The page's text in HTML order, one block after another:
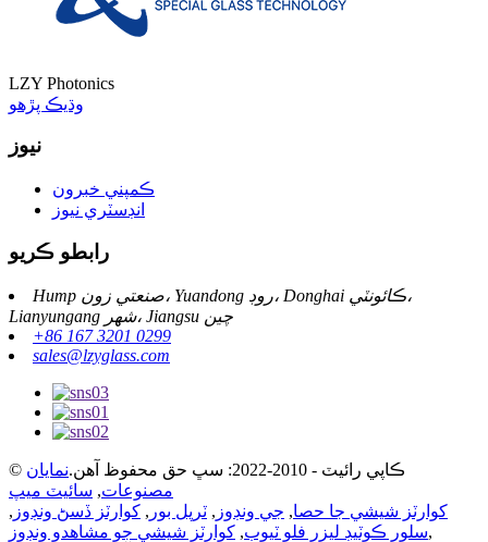
LZY Photonics
وڌيڪ پڙهو
نيوز
ڪمپني خبرون
انڊسٽري نيوز
رابطو ڪريو
Hump ​​صنعتي زون، Yuandong روڊ، Donghai ڪائونٽي،
Lianyungang شهر، Jiangsu چين
+86 167 3201 0299
sales@lzyglass.com
© ڪاپي رائيٽ - 2010-2022: سڀ حق محفوظ آهن.
نمايان
مصنوعات, سائيٽ ميپ
کوارٽز شيشي جا حصا, جي ونڊوز , ٽرپل بور , کوارٽز ڏسڻ ونڊوز ,
سلور ڪوٽيڊ ليزر فلو ٽيوب, کوارٽز شيشي جو مشاهدو ونڊوز ,